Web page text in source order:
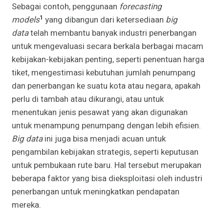
Sebagai contoh, penggunaan forecasting
models1 yang dibangun dari ketersediaan big
datatelah membantu banyak industri penerbangan
untuk mengevaluasi secara berkala berbagai macam
kebijakan-kebijakan penting, seperti penentuan harga
tiket, mengestimasi kebutuhan jumlah penumpang
dan penerbangan ke suatu kota atau negara, apakah
perlu di tambah atau dikurangi, atau untuk
menentukan jenis pesawat yang akan digunakan
untuk menampung penumpang dengan lebih efisien.
Big dataini juga bisa menjadi acuan untuk
pengambilan kebijakan strategis, seperti keputusan
untuk pembukaan rute baru. Hal tersebut merupakan
beberapa faktor yang bisa dieksploitasi oleh industri
penerbangan untuk meningkatkan pendapatan
mereka.